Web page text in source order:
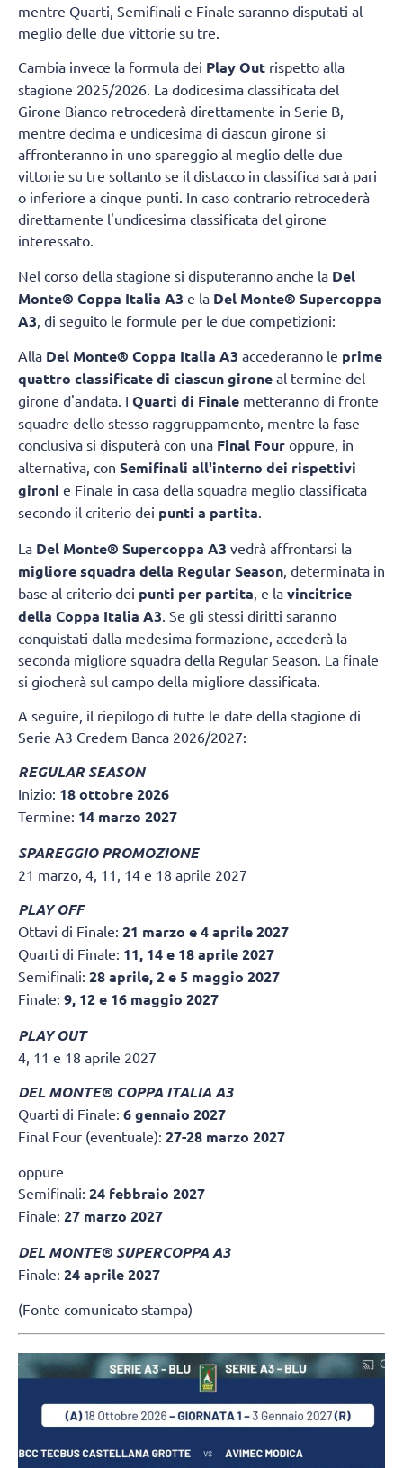
mentre Quarti, Semifinali e Finale saranno disputati al
meglio delle due vittorie su tre.
Cambia invece la formula dei Play Out rispetto alla
stagione 2025/2026. La dodicesima classificata del
Girone Bianco retrocederà direttamente in Serie B,
mentre decima e undicesima di ciascun girone si
affronteranno in uno spareggio al meglio delle due
vittorie su tre soltanto se il distacco in classifica sarà pari
o inferiore a cinque punti. In caso contrario retrocederà
direttamente l'undicesima classificata del girone
interessato.
Nel corso della stagione si disputeranno anche la Del
Monte® Coppa Italia A3 e la Del Monte® Supercoppa
A3 , di seguito le formule per le due competizioni:
Alla Del Monte® Coppa Italia A3 accederanno le prime
quattro classificate di ciascun girone al termine del
girone d'andata. I Quarti di Finale metteranno di fronte
squadre dello stesso raggruppamento, mentre la fase
conclusiva si disputerà con una Final Four oppure, in
alternativa, con Semifinali all'interno dei rispettivi
gironi e Finale in casa della squadra meglio classificata
secondo il criterio dei punti a partita.
La Del Monte® Supercoppa A3 vedrà affrontarsi la
migliore squadra della Regular Season , determinata in
base al criterio dei punti per partita , e la vincitrice
della Coppa Italia A3 . Se gli stessi diritti saranno
conquistati dalla medesima formazione, accederà la
seconda migliore squadra della Regular Season. La finale
si giocherà sul campo della migliore classificata.
A seguire, il riepilogo di tutte le date della stagione di
Serie A3 Credem Banca 2026/2027:
REGULAR SEASON
Inizio: 18 ottobre 2026
Termine: 14 marzo 2027
SPAREGGIO PROMOZIONE
21 marzo, 4, 11, 14 e 18 aprile 2027
PLAY OFF
Ottavi di Finale: 21 marzo e 4 aprile 2027
Quarti di Finale: 11, 14 e 18 aprile 2027
Semifinali: 28 aprile, 2 e 5 maggio 2027
Finale: 9, 12 e 16 maggio 2027
PLAY OUT
4, 11 e 18 aprile 2027
DEL MONTE® COPPA ITALIA A3
Quarti di Finale: 6 gennaio 2027
Final Four (eventuale): 27-28 marzo 2027
oppure
Semifinali: 24 febbraio 2027
Finale: 27 marzo 2027
DEL MONTE® SUPERCOPPA A3
Finale: 24 aprile 2027
(Fonte comunicato stampa)